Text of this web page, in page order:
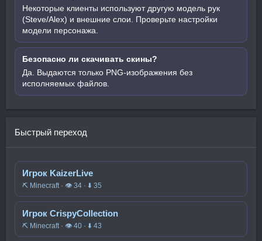
Некоторые клиенты используют другую модель рук
(Steve/Alex) и внешние слои. Проверьте настройки
модели персонажа.
Безопасно ли скачивать скины?
Да. Выдаются только PNG-изображения без
исполняемых файлов.
Быстрый переход
Игрок KaizerLive
⛏️ Minecraft · 👁 34 · ⬇ 35
Игрок CrispyCollection
⛏️ Minecraft · 👁 40 · ⬇ 43